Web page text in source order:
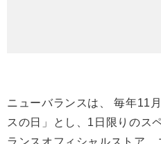
ニューバランスは、 毎年11
スの日」とし、1日限りのス
ランスオフィシャルストア、